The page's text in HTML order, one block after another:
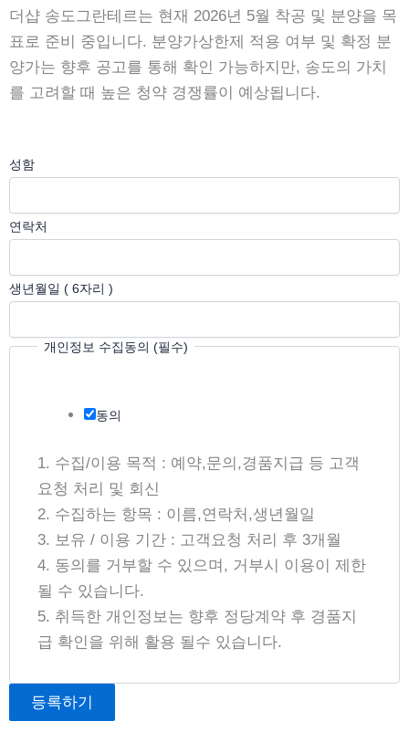
더샵 송도그란테르는 현재 2026년 5월 착공 및 분양을 목
표로 준비 중입니다. 분양가상한제 적용 여부 및 확정 분
양가는 향후 공고를 통해 확인 가능하지만, 송도의 가치
를 고려할 때 높은 청약 경쟁률이 예상됩니다.
성함
(필
6
자
연락처
생년월일 ( 6자리 )
개인정보 수집동의 (필수)
동의
1. 수집/이용 목적 : 예약,문의,경품지급 등 고객
요청 처리 및 회신
2. 수집하는 항목 : 이름,연락처,생년월일
3. 보유 / 이용 기간 : 고객요청 처리 후 3개월
4. 동의를 거부할 수 있으며, 거부시 이용이 제한
될 수 있습니다.
5. 취득한 개인정보는 향후 정당계약 후 경품지
급 확인을 위해 활용 될수 있습니다.
등록하기